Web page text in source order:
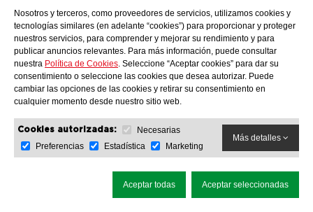
Cobalt Serie Surf
Cobalt R6 Surf
Más información
Nosotros y terceros, como proveedores de servicios, utilizamos cookies y
tecnologías similares (en adelante “cookies”) para proporcionar y proteger
nuestros servicios, para comprender y mejorar su rendimiento y para
publicar anuncios relevantes. Para más información, puede consultar
nuestra Política de Cookies. Seleccione “Aceptar cookies” para dar su
consentimiento o seleccione las cookies que desea autorizar. Puede
cambiar las opciones de las cookies y retirar su consentimiento en
cualquier momento desde nuestro sitio web.
Cookies autorizadas:
Necesarias
Preferencias
Estadística Marketing
Más detalles
Aceptar todas Aceptar seleccionadas